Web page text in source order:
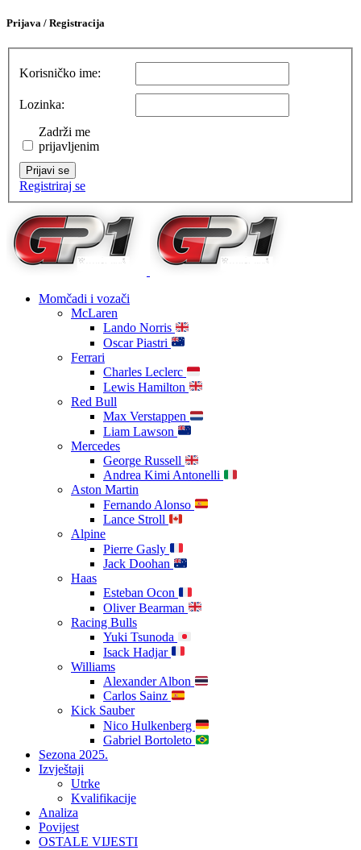
Prijava / Registracija
Korisničko ime:
Lozinka:
Zadrži me
prijavljenim
Prijavi se
Registriraj se
Momčadi i vozači
McLaren
Lando Norris
Oscar Piastri
Ferrari
Charles Leclerc
Lewis Hamilton
Red Bull
Max Verstappen
Liam Lawson
Mercedes
George Russell
Andrea Kimi Antonelli
Aston Martin
Fernando Alonso
Lance Stroll
Alpine
Pierre Gasly
Jack Doohan
Haas
Esteban Ocon
Oliver Bearman
Racing Bulls
Yuki Tsunoda
Isack Hadjar
Williams
Alexander Albon
Carlos Sainz
Kick Sauber
Nico Hulkenberg
Gabriel Bortoleto
Sezona 2025.
Izvještaji
Utrke
Kvalifikacije
Analiza
Povijest
OSTALE VIJESTI